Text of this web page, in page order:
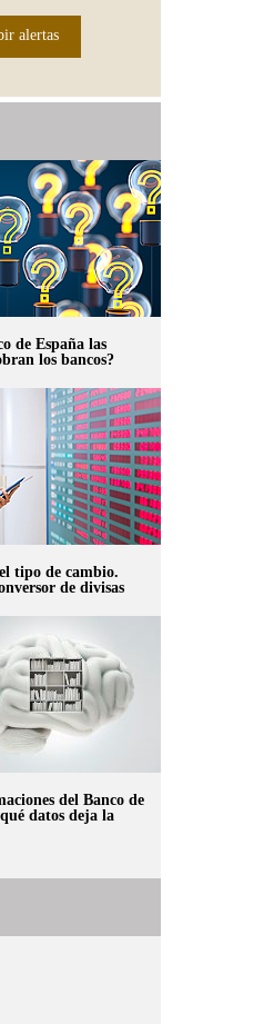
alertas
de España las
los bancos?
tipo de cambio.
de divisas
del Banco de
datos deja la